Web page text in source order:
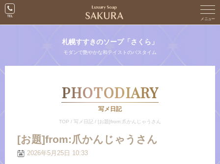
札幌すすきのソープ「さくら」
モダンで艶やかな和テイストのバスタイム
PHOTODIARY
写メ日記
TOP / 写メ日記 / [お題]from:爪かんじゃうさん
[お題]from:爪かんじゃうさん
2026年5月25日 10:33